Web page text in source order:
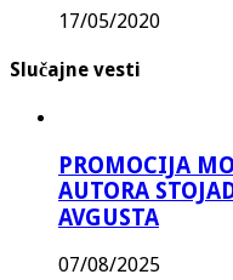
17/05/2020
Slučajne vesti
PROMOCIJA
AUTORA
AVGUSTA
07/08/2025